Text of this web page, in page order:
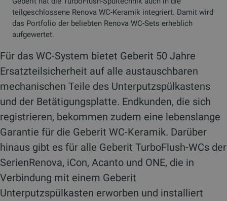
teilgeschlossene Renova WC-Keramik integriert. Damit wird
das Portfolio der beliebten Renova WC-Sets erheblich
aufgewertet.
Für das WC-System bietet Geberit 50 Jahre
Ersatzteilsicherheit auf alle austauschbaren
mechanischen Teile des Unterputzspülkastens
und der Betätigungsplatte. Endkunden, die sich
registrieren, bekommen zudem eine lebenslange
Garantie für die Geberit WC-Keramik. Darüber
hinaus gibt es für alle Geberit TurboFlush-WCs der
SerienRenova, iCon, Acanto und ONE, die in
Verbindung mit einem Geberit
Unterputzspülkasten erworben und installiert